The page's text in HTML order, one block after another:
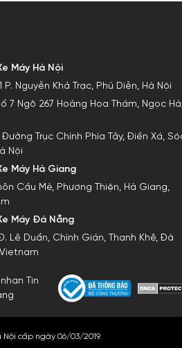
Máy Hà Nội
P. Nguyễn Khả Trạc, Phú Diễn, Hà Nội
7 Ngõ 267 Hoàng Hoa Thám, Ngọc
Đường Trục Chính Phía Tây, Điền Xá,
Nội
Máy Hà Giang
Cầu Mè, Phương Thiện, Hà Giang,
Máy Đà Nẵng
Lê Duẩn, Chính Gián, Thanh Khê, Đà
Nội cấp ngày 06/03/2019.